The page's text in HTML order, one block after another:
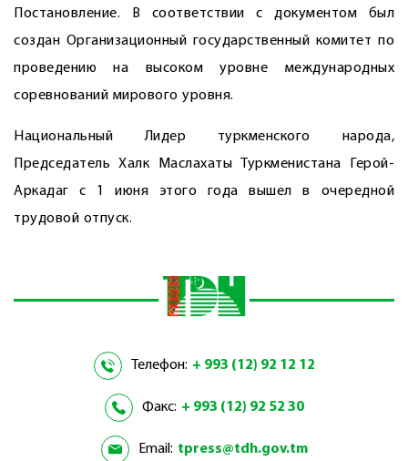
Постановление. В соответствии с документом был
создан Организационный государственный комитет по
проведению на высоком уровне международных
соревнований мирового уровня.
Национальный Лидер туркменского народа,
Председатель Халк Маслахаты Туркменистана Герой-
Аркадаг с 1 июня этого года вышел в очередной
трудовой отпуск.
Телефон: + 993 (12) 92 12 12
Факс: + 993 (12) 92 52 30
Email: tpress@tdh.gov.tm